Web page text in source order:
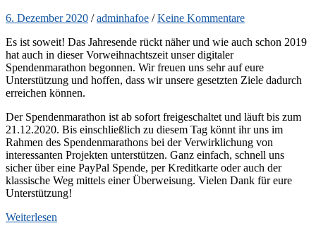
6. Dezember 2020 /adminhafoe /Keine Kommentare
Es ist soweit! Das Jahresende rückt näher und wie auch schon 2019
hat auch in dieser Vorweihnachtszeit unser digitaler
Spendenmarathon begonnen. Wir freuen uns sehr auf eure
Unterstützung und hoffen, dass wir unsere gesetzten Ziele dadurch
erreichen können.
Der Spendenmarathon ist ab sofort freigeschaltet und läuft bis zum
21.12.2020. Bis einschließlich zu diesem Tag könnt ihr uns im
Rahmen des Spendenmarathons bei der Verwirklichung von
interessanten Projekten unterstützen. Ganz einfach, schnell uns
sicher über eine PayPal Spende, per Kreditkarte oder auch der
klassische Weg mittels einer Überweisung. Vielen Dank für eure
Unterstützung!
Weiterlesen